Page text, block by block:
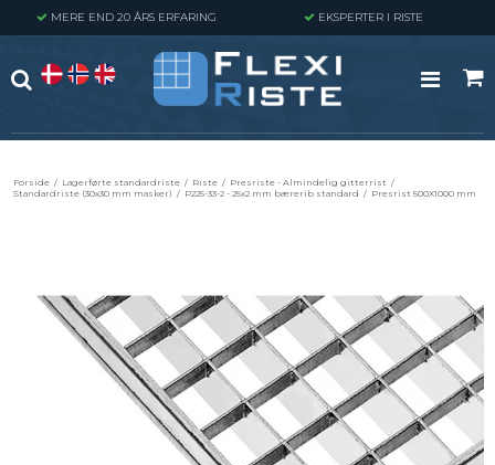
MERE END 20 ÅRS ERFARING EKSPERTER I RISTE
Forside / Lagerførte standardriste / Riste / Presriste - Almindelig gitterrist /
Standardriste (30x30 mm masker) / P225-33-2 - 25x2 mm bærerib standard / Presrist 500X1000 mm